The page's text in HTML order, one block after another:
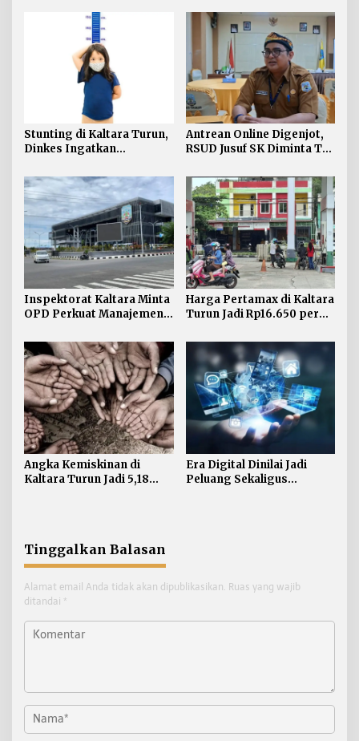
Stunting di Kaltara Turun,
Dinkes Ingatkan
Kendur
Antrean Online Digenjot,
RSUD Jusuf SK Diminta Tak
Inspektorat Kaltara Minta
OPD Perkuat Manajemen
Harga Pertamax di Kaltara
Turun Jadi Rp16.650 per
Angka Kemiskinan di
Kaltara Turun Jadi 5,18
Era Digital Dinilai Jadi
Peluang Sekaligus
Tinggalkan Balasan
Alamat email Anda tidak akan dipublikasikan. Ruas yang wajib
ditandai *